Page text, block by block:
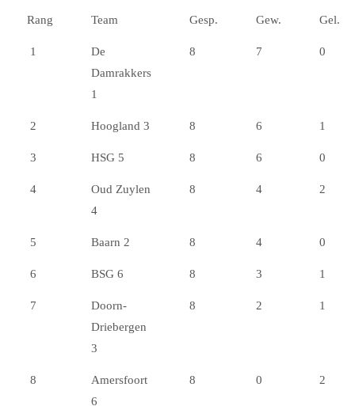
Rang Team Gesp. Gew. Gel.
1
De
Damrakkers
1
8 7 0
2 Hoogland 3 8 6 1
3 HSG 5 8 6 0
4
Oud Zuylen
4
8 4 2
5 Baarn 2 8 4 0
6 BSG 6 8 3 1
7
Doorn-
Driebergen
3
8 2 1
8
Amersfoort
6
8 0 2